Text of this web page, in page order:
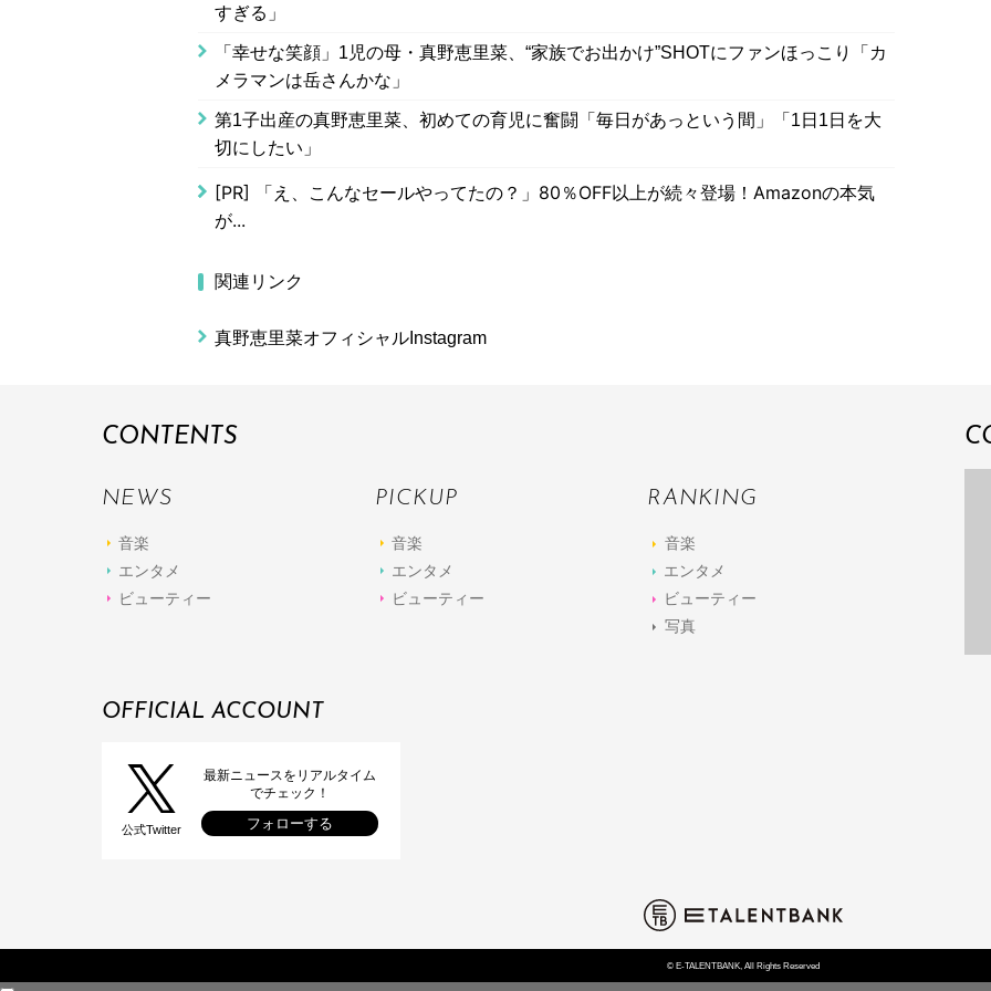
すぎる」
「幸せな笑顔」1児の母・真野恵里菜、“家族でお出かけ”SHOTにファンほっこり「カ
メラマンは岳さんかな」
第1子出産の真野恵里菜、初めての育児に奮闘「毎日があっという間」「1日1日を大
切にしたい」
[PR] 「え、こんなセールやってたの？」80％OFF以上が続々登場！Amazonの本気
が...
関連リンク
真野恵里菜オフィシャルInstagram
CONTENTS
NEWS
音楽
エンタメ
ビューティー
PICKUP
音楽
エンタメ
ビューティー
RANKING
音楽
エンタメ
ビューティー
写真
OFFICIAL ACCOUNT
公式Twitter
最新ニュースをリアルタイム
でチェック！
フォローする
© E-TALENTBANK, All Rights Reserved